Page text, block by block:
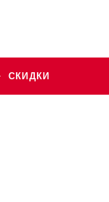
СКИДКИ